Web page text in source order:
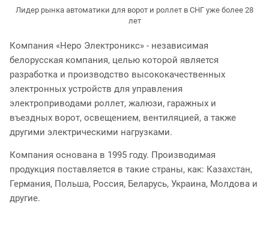
Лидер рынка автоматики для ворот и роллет в СНГ уже более 28
лет
Компания «Неро Электроникс» - независимая
белорусская компания, целью которой является
разработка и производство высококачественных
электронных устройств для управления
электроприводами роллет, жалюзи, гаражных и
въездных ворот, освещением, вентиляцией, а также
другими электрическими нагрузками.
Компания основана в 1995 году. Производимая
продукция поставляется в такие страны, как: Казахстан,
Германия, Польша, Россия, Беларусь, Украина, Молдова и
другие.